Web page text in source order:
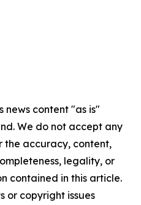
news content "as is"
We do not accept any
the accuracy, content,
legality, or
contained in this article.
or copyright issues